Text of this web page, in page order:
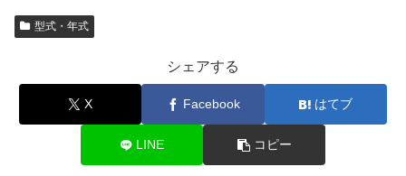
型式・年式
シェアする
X Facebook はてブ
LINE コピー